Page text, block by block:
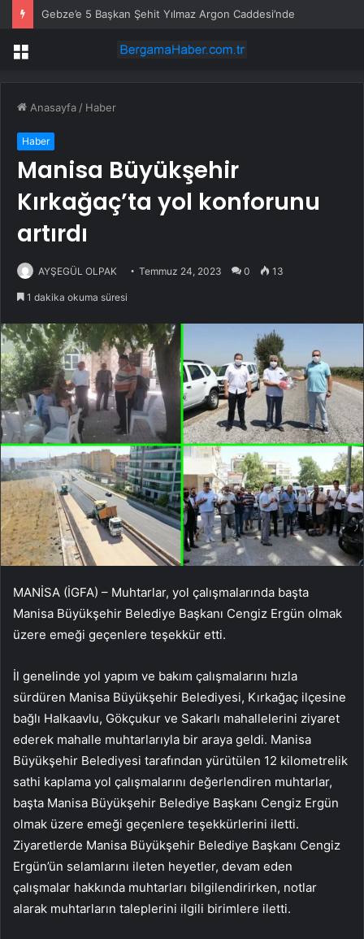
Gebze’e 5 Başkan Şehit Yılmaz Argon Caddesi’nde
Menü
Anasayfa / Haber
Haber
Manisa Büyükşehir
Kırkağaç’ta yol konforunu
artırdı
AYŞEGÜL OLPAK Temmuz 24, 2023 0 13
1 dakika okuma süresi
MANİSA (İGFA) – Muhtarlar, yol çalışmalarında başta
Manisa Büyükşehir Belediye Başkanı Cengiz Ergün olmak
üzere emeği geçenlere teşekkür etti.
İl genelinde yol yapım ve bakım çalışmalarını hızla
sürdüren Manisa Büyükşehir Belediyesi, Kırkağaç ilçesine
bağlı Halkaavlu, Gökçukur ve Sakarlı mahallelerini ziyaret
ederek mahalle muhtarlarıyla bir araya geldi. Manisa
Büyükşehir Belediyesi tarafından yürütülen 12 kilometrelik
sathi kaplama yol çalışmalarını değerlendiren muhtarlar,
başta Manisa Büyükşehir Belediye Başkanı Cengiz Ergün
olmak üzere emeği geçenlere teşekkürlerini iletti.
Ziyaretlerde Manisa Büyükşehir Belediye Başkanı Cengiz
Ergün’ün selamlarını ileten heyetler, devam eden
çalışmalar hakkında muhtarları bilgilendirirken, notlar
alarak muhtarların taleplerini ilgili birimlere iletti.